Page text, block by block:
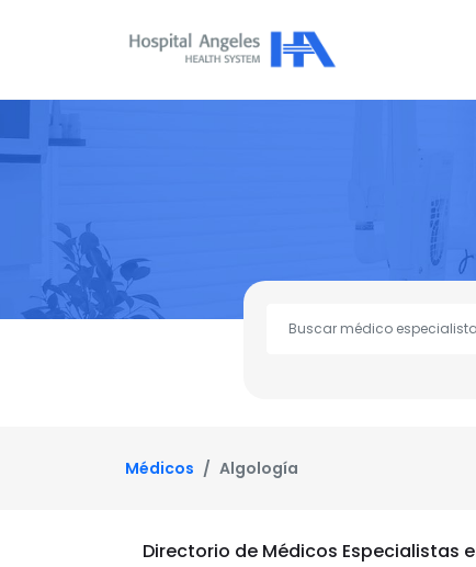
Médicos Algología
Directorio de Médicos Especialistas